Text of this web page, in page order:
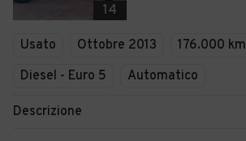
Veicoli Commerciali
14
Usato Ottobre 2013
176.000 km
Diesel - Euro 5
Automatico
Descrizione